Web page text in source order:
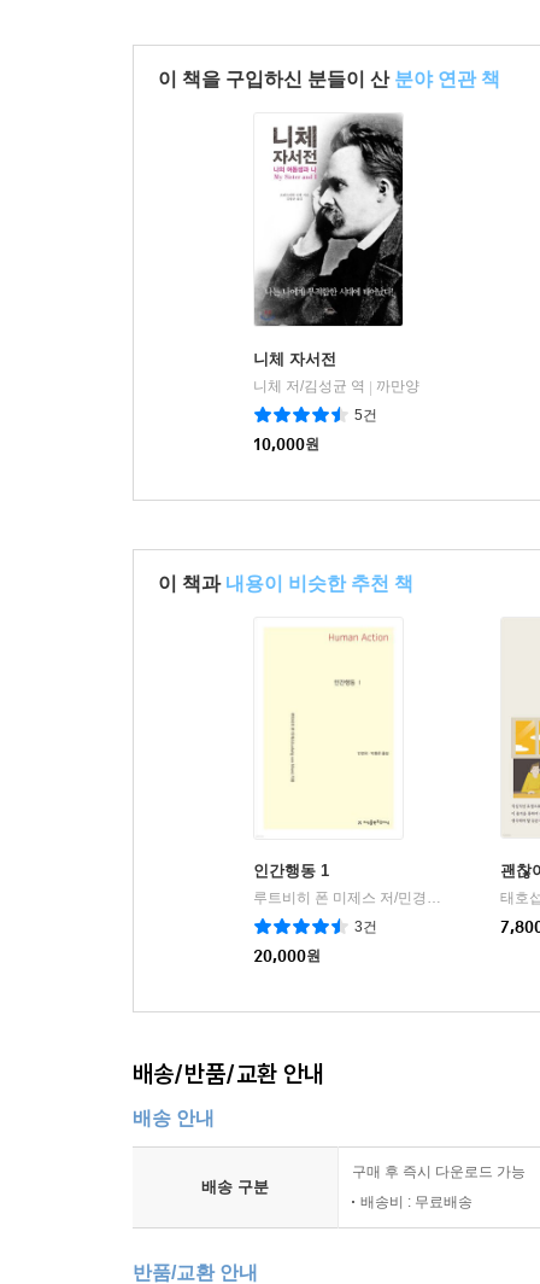
자아를 강화하는 방법
통찰력
이 책을 구입하신 분들이 산 분야 연관 책
니체 자서전
니체 저/김성균 역 | 까만양
5건
10,000원
이 책과 내용이 비슷한 추천 책
인간행동 1
|
3건
20,000원
괜찮
태호
배송/반품/교환 안내
배송 안내
배송 구분
구매 후 즉시 다운로드 가능
배송비 : 무료배송
반품/교환 안내